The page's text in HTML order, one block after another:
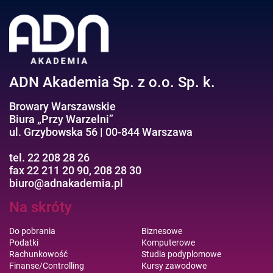
Efektywność osobista//Wellbeing
ADN Akademia Sp. z o.o. Sp. k.
Browary Warszawskie
Biura „Przy Warzelni”
ul. Grzybowska 56 | 00-844 Warszawa
tel. 22 208 28 26
fax 22 211 20 90, 208 28 30
biuro@adnakademia.pl
Na skróty
Do pobrania
Podatki
Rachunkowość
Finanse/Controlling
Biznesowe
Komputerowe
Studia podyplomowe
Kursy zawodowe